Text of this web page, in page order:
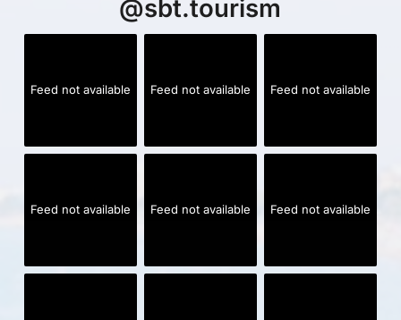
@sbt.tourism
Feed not available Feed not available Feed not available
Feed not available Feed not available Feed not available